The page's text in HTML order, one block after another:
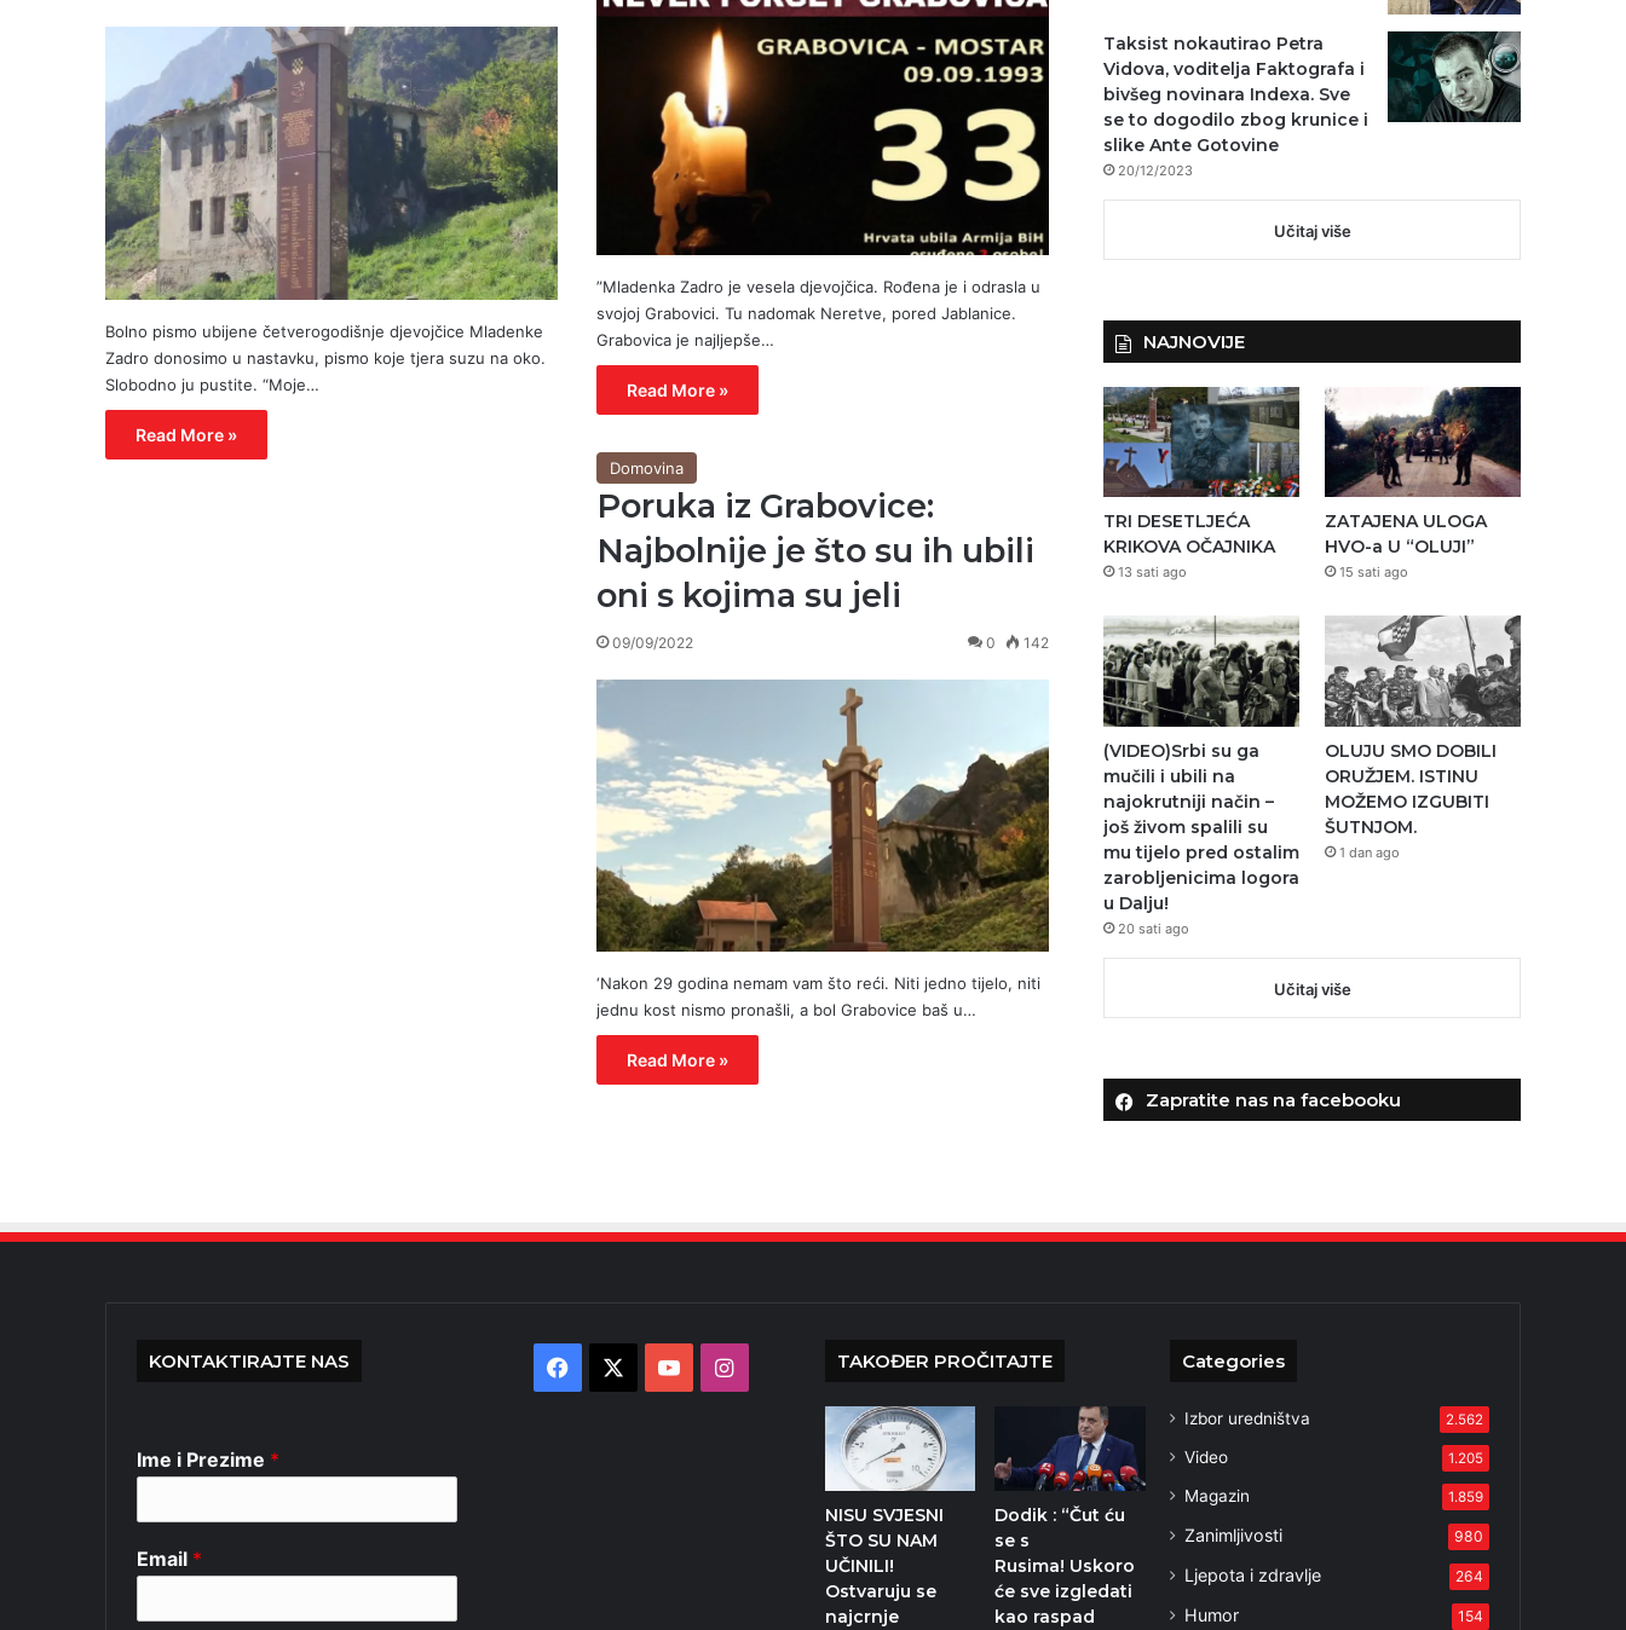
Bolno pismo ubijene četverogodišnje djevojčice Mladenke
Zadro donosimo u nastavku, pismo koje tjera suzu na oko.
Slobodno ju pustite. “Moje…
Read More »
”Mladenka Zadro je vesela djevojčica. Rođena je i odrasla u
svojoj Grabovici. Tu nadomak Neretve, pored Jablanice.
Grabovica je najljepše…
Read More »
Domovina
Poruka iz Grabovice:
Najbolnije je što su ih ubili
oni s kojima su jeli
09/09/2022 0 142
‘Nakon 29 godina nemam vam što reći. Niti jedno tijelo, niti
jednu kost nismo pronašli, a bol Grabovice baš u…
Read More »
Taksist nokautirao Petra
Vidova, voditelja Faktografa i
bivšeg novinara Indexa. Sve
se to dogodilo zbog krunice i
slike Ante Gotovine
20/12/2023
Učitaj više
NAJNOVIJE
TRI DESETLJEĆA
KRIKOVA OČAJNIKA
13 sati ago
ZATAJENA ULOGA
HVO-a U “OLUJI”
15 sati ago
(VIDEO)Srbi su ga
mučili i ubili na
najokrutniji način –
još živom spalili su
mu tijelo pred ostalim
zarobljenicima logora
u Dalju!
20 sati ago
OLUJU SMO DOBILI
ORUŽJEM. ISTINU
MOŽEMO IZGUBITI
ŠUTNJOM.
1 dan ago
Učitaj više
Zapratite nas na facebooku
KONTAKTIRAJTE NAS
Ime i Prezime *
Email *
Facebook YouTubeInstagram TAKOĐER PROČITAJTE
NISU SVJESNI
ŠTO SU NAM
UČINILI!
Ostvaruju se
najcrnje
Dodik : “Čut ću
se s
Rusima! Uskoro
će sve izgledati
kao raspad
Categories
Izbor uredništva 2.562
Video 1.205
Magazin 1.859
Zanimljivosti 980
Ljepota i zdravlje 264
Humor 154